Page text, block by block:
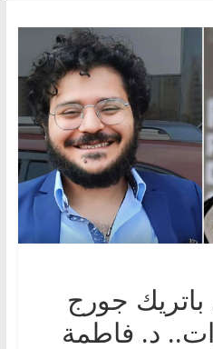
جورج
3 سنوات.. د. فاطمة